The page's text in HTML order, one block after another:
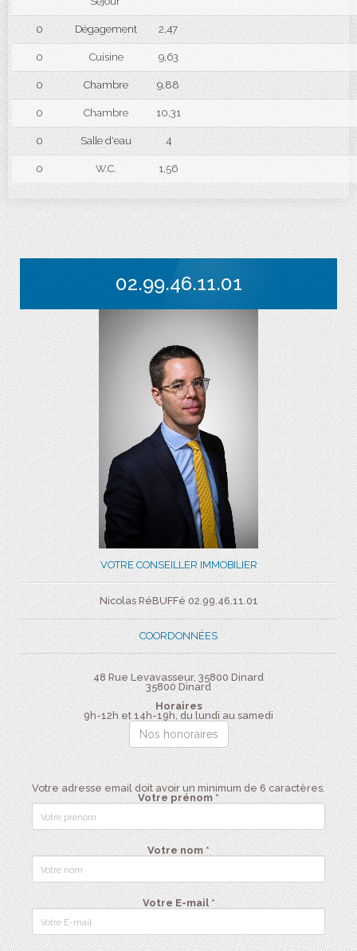
0 Dégagement 2,47
0 Cuisine 9,63
0 Chambre 9,88
0 Chambre 10,31
0 Salle d'eau 4
0 W.C. 1,56
02.99.46.11.01
VOTRE CONSEILLER IMMOBILIER
Nicolas RéBUFFé 02.99.46.11.01
COORDONNÉES
48 Rue Levavasseur, 35800 Dinard
35800 Dinard
Horaires
9h-12h et 14h-19h, du lundi au samedi
Nos honoraires
Votre adresse email doit avoir un minimum de 6 caractères.
Votre prénom *
Votre nom *
Votre E-mail *